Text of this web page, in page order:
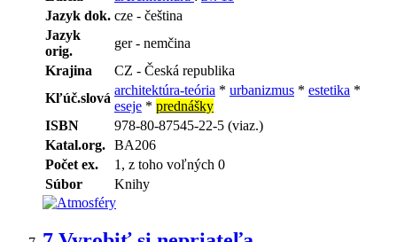
Jazyk dok. cze - čeština
Jazyk
orig.
ger - nemčina
Krajina
CZ - Česká republika
Kľúč.slová
architektúra-teória * urbanizmus * estetika *
eseje * prednášky
ISBN
978-80-87545-22-5 (viaz.)
Katal.org. BA206
Počet ex.
1, z toho voľných 0
Súbor
Knihy